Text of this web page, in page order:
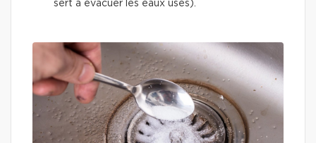
sert à évacuer les eaux usés).